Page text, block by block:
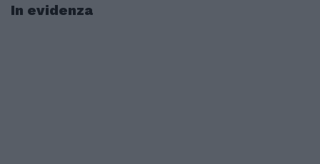
In evidenza